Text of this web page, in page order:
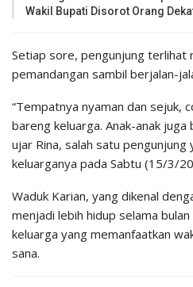
Wakil Bupati Disorot Orang
Setiap sore, pengunjung terlihat
pemandangan sambil berjalan-
“Tempatnya nyaman dan sejuk,
bareng keluarga. Anak-anak
ujar Rina, salah satu
keluarganya pada Sabtu (15/3/
Waduk Karian, yang dikenal
menjadi lebih hidup selama
keluarga yang memanfaatkan
sana.